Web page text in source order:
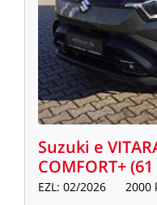
Suzuki e
COMFORT+(61
EZL: 02/2026 2000